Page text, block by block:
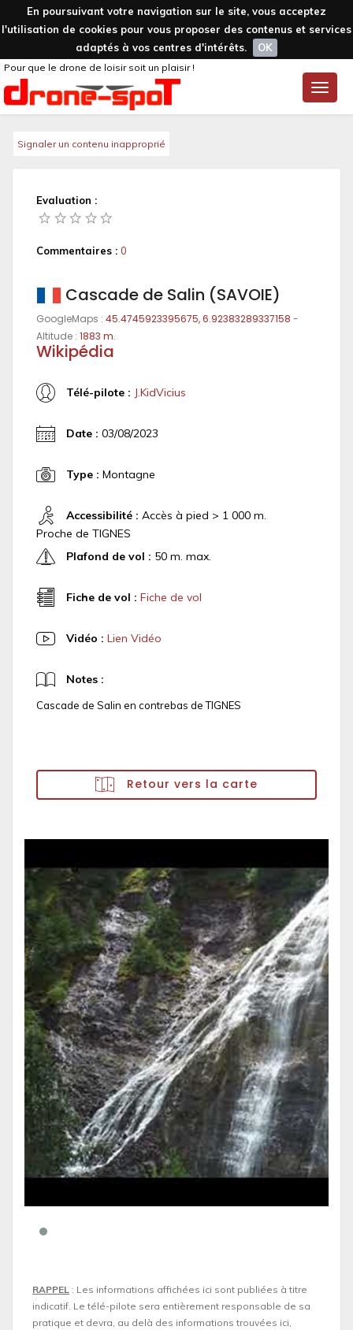
En poursuivant votre navigation sur le site, vous acceptez
l'utilisation de cookies pour vous proposer des contenus et services
adaptés à vos centres d'intérêts.
OK
Toggle
Pour que le drone de loisir soit un plaisir !
Signaler un contenu inapproprié
Evaluation :
Commentaires : 0
Cascade de Salin (SAVOIE)
GoogleMaps : 45.4745923395675, 6.92383289337158 -
Altitude : 1883 m.
Wikipédia
Télé-pilote : J.KidVicius
Date : 03/08/2023
Type : Montagne
Accessibilité : Accès à pied > 1 000 m.
Proche de TIGNES
Plafond de vol : 50 m. max.
Fiche de vol : Fiche de vol
Vidéo : Lien Vidéo
Notes :
Cascade de Salin en contrebas de TIGNES
Retour vers la carte
RAPPEL : Les informations affichées ici sont publiées à titre
indicatif. Le télé-pilote sera entièrement responsable de sa
pratique et devra, au delà des informations trouvées ici,